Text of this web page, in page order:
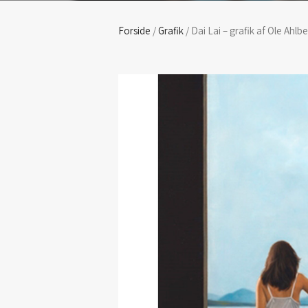
Forside /Grafik / Dai Lai – grafik af Ole